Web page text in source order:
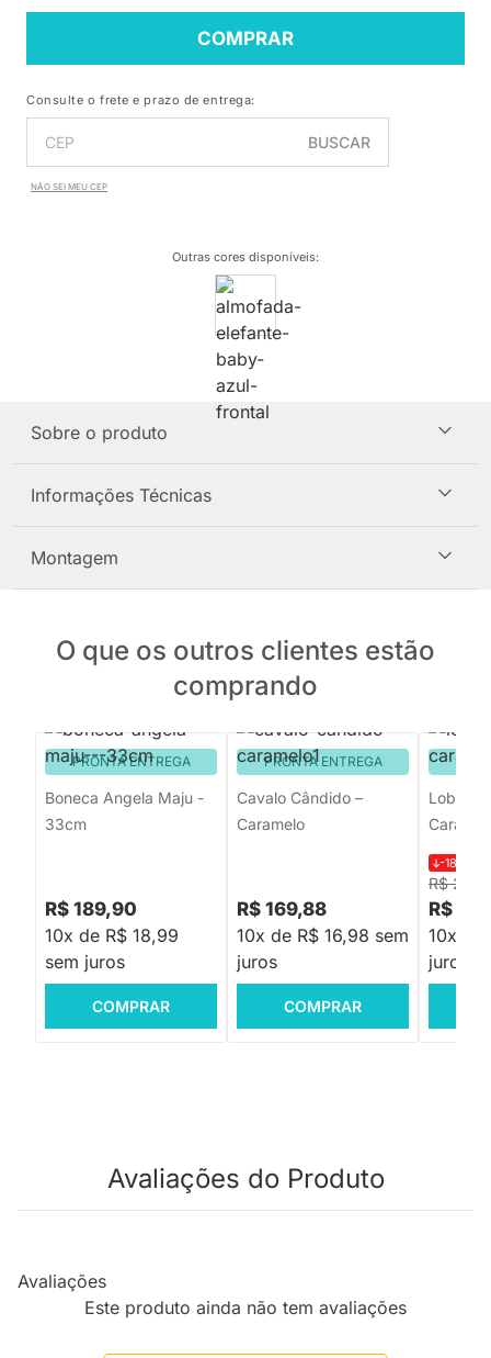
COMPRAR
Consulte o frete e prazo de entrega:
BUSCAR
NÃO SEI MEU CEP
Outras cores disponíveis:
Sobre o produto
Informações Técnicas
Montagem
O que os outros clientes estão
comprando
PRONTA ENTREGA
Boneca Angela Maju -
33cm
R$ 189,90
10x de R$ 18,99
sem juros
COMPRAR
PRONTA ENTREGA
Cavalo Cândido –
Caramelo
R$ 169,88
10x de R$ 16,98 sem
juros
COMPRAR
Lobo
R$
-18%
R$
10x de
juros
Avaliações do Produto
Avaliações
Este produto ainda não tem avaliações